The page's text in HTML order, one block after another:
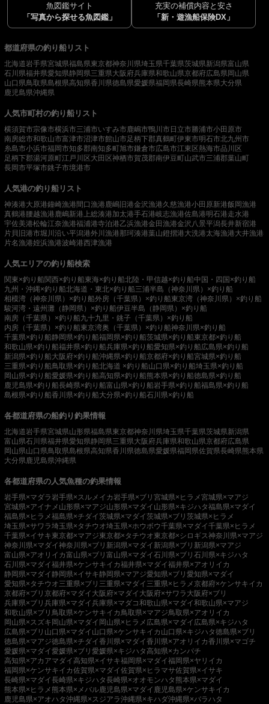
魚図鑑サイト
「写真から探せる魚図鑑」
充実の補償内容と安さ
「新・遊漁船保険DX」
都道府県の釣り船リスト
北海道岩手県宮城県福島県東京都神奈川県埼玉県千葉県茨城県新潟県富山県
石川県福井県愛知県静岡県三重県大阪府兵庫県和歌山県京都府広島県岡山県
山口県鳥取県島根県高知県香川県徳島県愛媛県福岡県長崎県熊本県大分県
鹿児島県沖縄県
人気市町村の釣り船リスト
横須賀市宗像市横浜市三浦市いすみ市鹿嶋市鴨川市日立市勝浦市小田原市
南房総市和歌山市富津市沼津市館山市足柄下郡真鶴町伊東市明石市北九州市
糸島市小浜市福岡市知多郡南知多町旭市鎌倉市広島市江東区熱海市品川区
足柄下郡湯河原町江戸川区大田区神栖市賀茂郡南伊豆町山武市三浦郡葉山町
長岡市平塚市銚子市境港市
人気港の釣り船リスト
神湊港大原港鐘崎漁港間口漁港 鹿嶋旧港金沢漁港久慈漁港小田原新港飯岡漁港
真鶴港腰越漁港 鹿嶋新港 上総湊港加太港手石港岐志漁港佐島港明石港走水港
宇佐美港松輪江奈漁港福浦港寺泊港乙浜漁港金田漁港金沢八景平潟長井新宿港
片貝旧港市堀川沿い平潟港外川漁港那珂湊港葉山鐙摺港大洗港太海漁港大井漁港
片名漁港姪浜漁港波崎港西津漁港
人気エリアの釣り船検索
関東×釣り船関西×釣り船東海×釣り船北陸・甲信越×釣り船中国・四国×釣り船
九州・沖縄×釣り船北海道・東北×釣り船三浦半島（神奈川県）×釣り船
相模湾（神奈川県）×釣り船外房（千葉県）×釣り船東京湾（神奈川県）×釣り船
駿河湾・遠州灘（静岡県）×釣り船伊豆半島（静岡県）×釣り船
南房（千葉県）×釣り船九十九里・銚子（千葉県）×釣り船
内房（千葉県）×釣り船東京湾奥（千葉県）×釣り船神奈川県×釣り船
千葉県×釣り船静岡県×釣り船福岡県×釣り船茨城県×釣り船東京都×釣り船
和歌山県×釣り船福井県×釣り船兵庫県×釣り船愛知県×釣り船広島県×釣り船
新潟県×釣り船大阪府×釣り船沖縄県×釣り船京都府×釣り船宮城県×釣り船
三重県×釣り船鳥取県×釣り船北海道 ×釣り船山口県×釣り船埼玉県×釣り船
岡山県×釣り船愛媛県×釣り船高知県×釣り船熊本県×釣り船徳島県×釣り船
鹿児島県×釣り船長崎県×釣り船富山県×釣り船岩手県×釣り船福島県×釣り船
島根県×釣り船香川県×釣り船大分県×釣り船石川県×釣り船
各都道府県の船釣り釣果情報
北海道岩手県宮城県山形県福島県東京都神奈川県埼玉県千葉県茨城県新潟県
富山県石川県福井県愛知県静岡県三重県大阪府兵庫県和歌山県京都府広島県
岡山県山口県鳥取県島根県高知県香川県徳島県愛媛県福岡県佐賀県長崎県熊本県
大分県 鹿児島県沖縄県
各都道府県の人気魚種の釣果情報
岩手県×マダラ 岩手県×スルメイカ 岩手県×ブリ 宮城県×ヒラメ宮城県×マアジ
宮城県×アイナメ 山形県×マアジ山形県×マダイ 山形県×キジハタ福島県×マダイ
福島県×ヒラメ福島県×チダイ茨城県×マダイ茨城県×ブリ 茨城県×ヒラメ
埼玉県×サワラ埼玉県×タチウオ埼玉県×ホウボウ千葉県×マダイ千葉県×ヒラメ
千葉県×イサキ東京都×マアジ東京都×タチウオ東京都×シロギス神奈川県×マアジ
神奈川県×マダイ神奈川県×ブリ 新潟県×マダイ 新潟県×ブリ 新潟県×マアジ
富山県×アオリイカ富山県×ブリ 富山県×マダイ石川県×ブリ 石川県×キジハタ
石川県×マダイ福井県×ケンサキイカ福井県×マダイ福井県×アオリイカ
静岡県×マダイ静岡県×イサキ静岡県×マアジ愛知県×ブリ 愛知県×マダイ
愛知県×タチウオ三重県×ブリ 三重県×マダイ 三重県×ヒラメ京都府×ケンサキイカ
京都府×ブリ 京都府×マダイ 大阪府×マダイ 大阪府×サワラ 大阪府×ブリ
兵庫県×ブリ 兵庫県×マダイ兵庫県×マダコ和歌山県×マダイ和歌山県×マアジ
和歌山県×ブリ 鳥取県×ケンサキイカ 鳥取県×マアジ鳥取県×アオリイカ
岡山県×スズキ岡山県×マダイ 岡山県×ヒラメ 広島県×マダイ 広島県×キジハタ
広島県×ブリ 山口県×マダイ 山口県×ケンサキイカ 山口県×キジハタ徳島県×ブリ
徳島県×マアジ徳島県×チダイ香川県×マダイ香川県×アオリイカ香川県×マゴチ
愛媛県×マダイ愛媛県×ブリ 愛媛県×キジハタ高知県×カンパチ
高知県×アカアマダイ高知県×イサキ福岡県×マダイ福岡県×ヤリイカ
福岡県×ケンサキイカ佐賀県×マダイ佐賀県×ヒラマサ佐賀県×イサキ
長崎県×マダイ長崎県×キジハタ長崎県×オオモンハタ 熊本県×マダイ
熊本県×ヒラメ 熊本県×メバル鹿児島県×マダイ 鹿児島県×ケンサキイカ
鹿児島県×アオハタ沖縄県×スジアラ沖縄県×キハダ沖縄県×バラハタ